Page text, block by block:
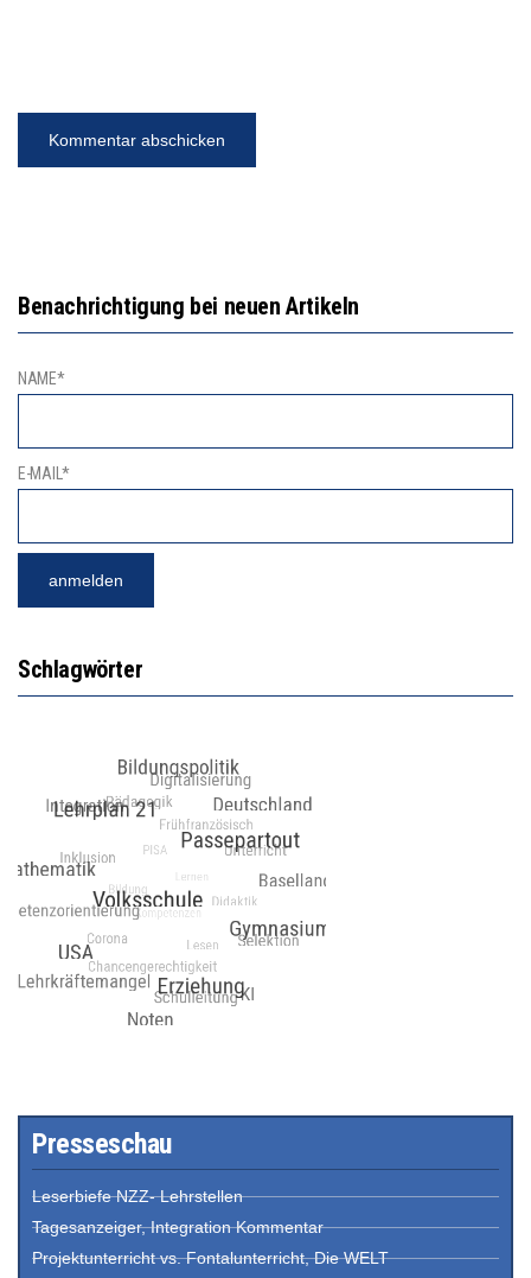
Benachrichtigung bei neuen Artikeln
NAME*
E-MAIL*
Schlagwörter
Presseschau
Leserbiefe NZZ- Lehrstellen
Tagesanzeiger, Integration Kommentar
Projektunterricht vs. Fontalunterricht, Die WELT